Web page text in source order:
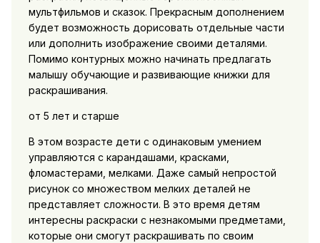
мультфильмов и сказок. Прекрасным дополнением
будет возможность дорисовать отдельные части
или дополнить изображение своими деталями.
Помимо контурных можно начинать предлагать
малышу обучающие и развивающие книжки для
раскрашивания.
от 5 лет и старше
В этом возрасте дети с одинаковым умением
управляются с карандашами, красками,
фломастерами, мелками. Даже самый непростой
рисунок со множеством мелких деталей не
представляет сложности. В это время детям
интересны раскраски с незнакомыми предметами,
которые они смогут раскрашивать по своим